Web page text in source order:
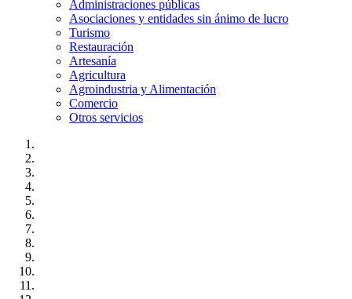
Administraciones públicas
Asociaciones y entidades sin ánimo de lucro
Turismo
Restauración
Artesanía
Agricultura
Agroindustria y Alimentación
Comercio
Otros servicios